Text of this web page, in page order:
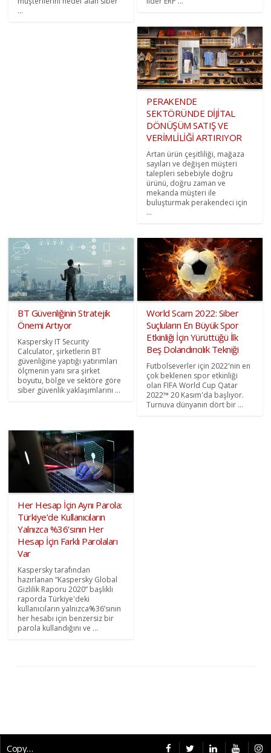
...
PERAKENDE
SEKTÖRÜNDE DİJİTAL
DÖNÜŞÜM SATIŞ VE
VERİMLİLİĞİ ARTIRIYOR
Artan ürün çeşitliliği, mağaza
sayıları ve değişen müşteri
talepleri sebebiyle doğru
ürünü, doğru zaman ve
mekanda müşteri ile
buluşturmak perakendeci için
...
BT Güvenliğinin Stratejik
Önemi Artıyor
Kaspersky IT Security
Calculator, şirketlerin BT
güvenliğine yaptığı yatırımları
ölçmenin yanı sıra şirket
boyutu, bölge ve sektöre göre
siber güvenlik yaklaşımlarını ...
World Scam 2022: Siber
Suçluların En Büyük Spor
Etkinliği İçin Yürüttüğü İlk
Beş Dolandırıcılık Tekniği
Futbolseverler için 2022'nin en
çok beklenen spor etkinliği
olan FIFA World Cup Qatar
2022™ 20 Kasım'da başlıyor.
Turnuva dünyanın dört bir ...
Her Hesap İçin Aynı Parola:
Türkiye’de Kullanıcıların
Yalnızca %36’sının Her
Hesap İçin Farklı Parolaları
Var
Kaspersky tarafından
hazırlanan “Kaspersky Global
Gizlilik Raporu 2020” başlıklı
raporda Türkiye'deki
kullanıcıların yalnızca%36’sının
her hesabı için benzersiz bir
parola kullandığını ve ...
Copyright © 2026 CybermagOnline